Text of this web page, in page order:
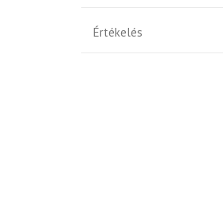
Értékelés